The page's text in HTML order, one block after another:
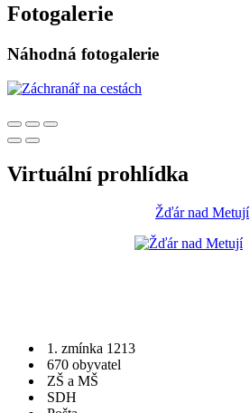
Fotogalerie
Náhodná fotogalerie
Virtuální prohlídka
Žďár nad Metují
1. zmínka 1213
670 obyvatel
ZŠ a MŠ
SDH